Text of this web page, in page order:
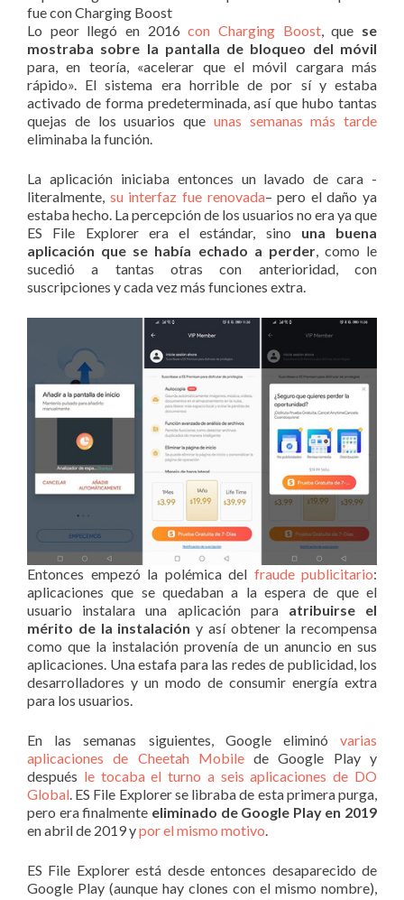
fue con Charging Boost
Lo peor llegó en 2016con Charging Boost, que se
mostraba sobre la pantalla de bloqueo del móvil
para, en teoría, «acelerar que el móvil cargara más
rápido». El sistema era horrible de por sí y estaba
activado de forma predeterminada, así que hubo tantas
quejas de los usuarios que unas semanas más tarde
eliminaba la función.
La aplicación iniciaba entonces un lavado de cara -
literalmente, su interfaz fue renovada– pero el daño ya
estaba hecho. La percepción de los usuarios no era ya que
ES File Explorer era el estándar, sino una buena
aplicación que se había echado a perder, como le
sucedió a tantas otras con anterioridad, con
suscripciones y cada vez más funciones extra.
Entonces empezó la polémica del fraude publicitario:
aplicaciones que se quedaban a la espera de que el
usuario instalara una aplicación para atribuirse el
mérito de la instalación y así obtener la recompensa
como que la instalación provenía de un anuncio en sus
aplicaciones. Una estafa para las redes de publicidad, los
desarrolladores y un modo de consumir energía extra
para los usuarios.
En las semanas siguientes, Google eliminó varias
aplicaciones de Cheetah Mobilede Google Play y
después le tocaba el turno a seis aplicaciones de DO
Global. ES File Explorer se libraba de esta primera purga,
pero era finalmente eliminado de Google Play en 2019
en abril de 2019 ypor el mismo motivo.
ES File Explorer está desde entonces desaparecido de
Google Play (aunque hay clones con el mismo nombre),